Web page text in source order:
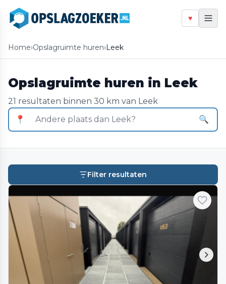
♥
Home›Opslagruimte huren›Leek
Opslagruimte huren in Leek
21 resultaten binnen 30 km van Leek
📍
🔍
Filter resultaten